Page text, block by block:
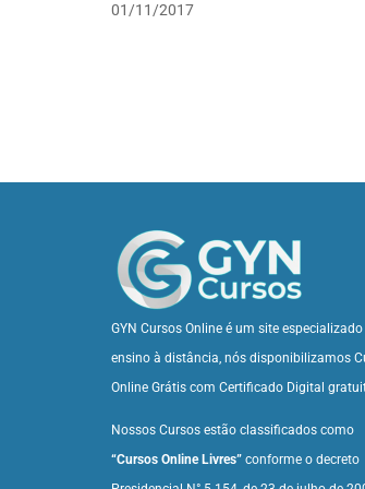
01/11/2017
GYN Cursos Online é um site especializado
ensino à distância, nós disponibilizamos
Online Grátis com Certificado Digital
Nossos Cursos estão classificados como
“Cursos Online Livres” conforme o decreto